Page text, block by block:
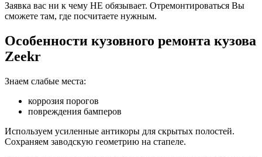
Заявка вас ни к чему НЕ обязывает. Отремонтироваться Вы
сможете там, где посчитаете нужным.
Особенности кузовного ремонта кузова
Zeekr
Знаем слабые места:
коррозия порогов
повреждения бамперов
Используем усиленные антикоры для скрытых полостей.
Сохраняем заводскую геометрию на стапеле.